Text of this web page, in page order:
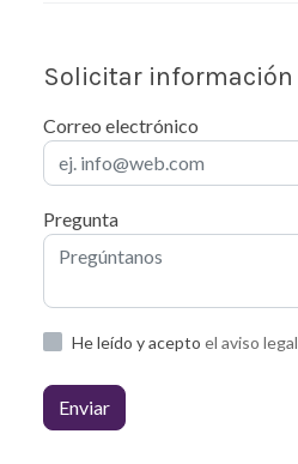
Solicitar información
Correo electrónico
Pregunta
He leído y acepto el aviso legal
Enviar